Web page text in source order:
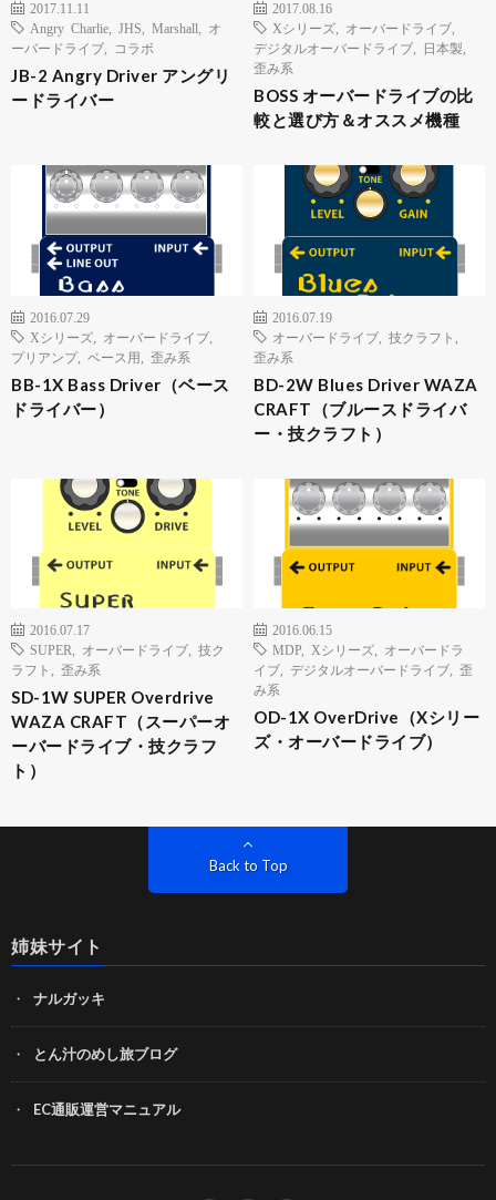
2017.11.11
Angry Charlie
JHS Marshall
オ
ーバードライブ
コラボ
JB-2 Angry Driver アングリ
ードライバー
2017.08.16
Xシリーズ
オーバードライブ
デジタルオーバードライブ
日本製
歪み系
BOSS オーバードライブの比
較と選び方＆オススメ機種
2016.07.29
Xシリーズ
オーバードライブ
プリアンプ
ベース用 歪み系
BB-1X Bass Driver（ベース
ドライバー）
2016.07.19
オーバードライブ
技クラフト
歪み系
BD-2W Blues Driver WAZA
CRAFT（ブルースドライバ
ー・技クラフト）
2016.07.17
SUPER
オーバードライブ
技ク
ラフト
歪み系
SD-1W SUPER Overdrive
WAZA CRAFT（スーパーオ
ーバードライブ・技クラフ
ト）
2016.06.15
MDP
Xシリーズ
オーバードラ
イブ
デジタルオーバードライブ
歪
み系
OD-1X OverDrive（Xシリー
ズ・オーバードライブ）
Back to Top
姉妹サイト
ナルガッキ
とん汁のめし旅ブログ
EC通販運営マニュアル